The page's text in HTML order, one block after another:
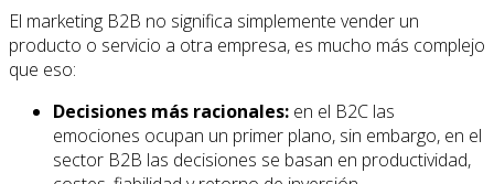
El marketing B2B no significa simplemente vender un
producto o servicio a otra empresa, es mucho más complejo
que eso:
Decisiones más racionales: en el B2C las
emociones ocupan un primer plano, sin embargo, en el
sector B2B las decisiones se basan en productividad,